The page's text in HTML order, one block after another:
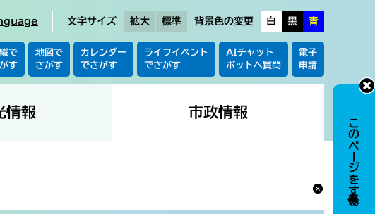
文字サイズ 拡大 標準 背景色の変更 白 黒 青
で
す
地図で
さがす
カレンダー
でさがす
ライフイベント
でさがす
AIチャット
ボットへ質問
電子
申請
情報 市政情報
このページを保存する